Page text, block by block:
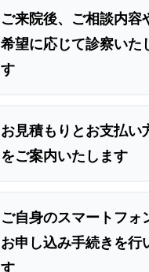
ご来院後、ご相談内容
希望に応じて診察いた
す
お見積もりとお支払い
をご案内いたします
ご自身のスマートフォ
お申し込み手続きを行
す